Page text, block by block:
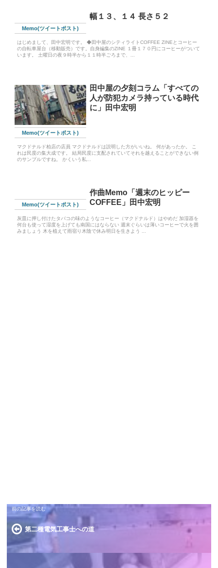
Memo(ツイートポスト)
幅１３、１４ 長さ５２
はじめまして、田中宏明です。 ◆田中屋のシティライトCOFFEE ZINEとコーヒー
の自転車屋台（移動販売）です。自身編集のZINE １冊１７０円にコーヒーがついて
います。 土曜日の夜９時半から１１時半ごろまで、...
Memo(ツイートポスト)
田中屋の夕刻コラム「すべての
人が防犯カメラ持っている時代
に」田中宏明
マクドナルド柏店の店員 マクドナルドは説明した方がいいね。 何があったか。 こ
れは民度の集大成です。 結局民度に支配されていてそれを越えることができない例
のサンプルですね。 かくいう私...
Memo(ツイートポスト)
作曲Memo「週末のヒッピー
COFFEE」田中宏明
灰皿に押し付けたタバコの味のようなコーヒー（マクドナルド）はやめだ 加湿器を
何台も使って湿度を上げても南国にはならない 週末ぐらいは薄いコーヒーで火を囲
みましょう 木を植えて雨宿り木陰で休み明日を生きよう ...
第二種電気工事士への道